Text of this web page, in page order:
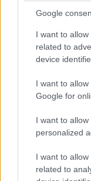
Google
I want to
related to
device
I want to
Google for
I want to
personalized
I want to
related to